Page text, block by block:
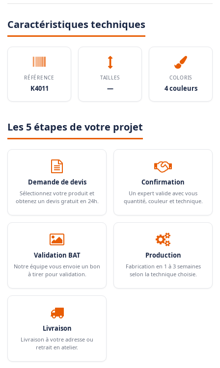
Caractéristiques techniques
RÉFÉRENCE
K4011
TAILLES
—
COLORIS
4 couleurs
Les 5 étapes de votre projet
Demande de devis
Sélectionnez votre produit et
obtenez un devis gratuit en 24h.
Confirmation
Un expert valide avec vous
quantité, couleur et technique.
Validation BAT
Notre équipe vous envoie un bon
à tirer pour validation.
Production
Fabrication en 1 à 3 semaines
selon la technique choisie.
Livraison
Livraison à votre adresse ou
retrait en atelier.